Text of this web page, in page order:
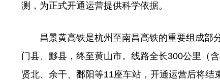
测，为正式开通运营提供科学依据。
昌景黄高铁是杭州至南昌高铁的重要组成部
门县、黟县，终至黄山市。线路全长300公里（
贤北、余干、鄱阳等11座车站，开通运营后将